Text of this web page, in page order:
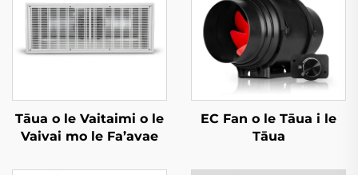
Tāua o le Vaitaimi o le
Vaivai mo le Fa’avae
EC Fan o le Tāua i le
Tāua